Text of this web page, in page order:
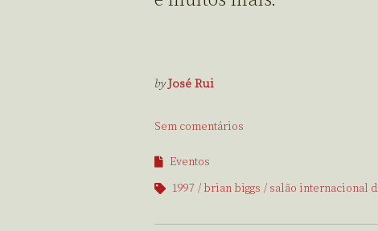
byJosé Rui
Sem comentários
Eventos
1997
brian biggs salão internacional